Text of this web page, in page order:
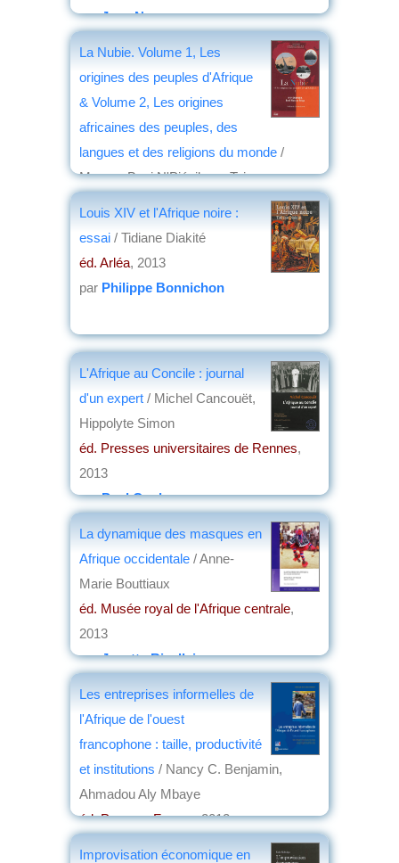
parJean Nemo
La Nubie. Volume 1, Les
origines des peuples d'Afrique
& Volume 2, Les origines
africaines des peuples, des
langues et des religions du monde /
Marcus Boni N'Piénikoua Teiga
Louis XIV et l'Afrique noire :
essai / Tidiane Diakité
éd. Arléa, 2013
par Philippe Bonnichon
L'Afrique au Concile : journal
d'un expert / Michel Cancouët,
Hippolyte Simon
éd. Presses universitaires de Rennes,
2013
parPaul Coulon
La dynamique des masques en
Afrique occidentale / Anne-
Marie Bouttiaux
éd. Musée royal de l'Afrique centrale,
2013
parJosette Rivallain
Les entreprises informelles de
l'Afrique de l'ouest
francophone : taille, productivité
et institutions / Nancy C. Benjamin,
Ahmadou Aly Mbaye
éd. Pearson France, 2012
Improvisation économique en